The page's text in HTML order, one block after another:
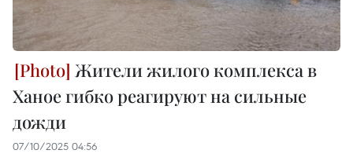
Жители жилого комплекса в
Ханое гибко реагируют на сильные
дожди
07/10/2025 04:56